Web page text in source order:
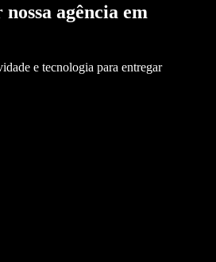
agência em
e tecnologia para entregar